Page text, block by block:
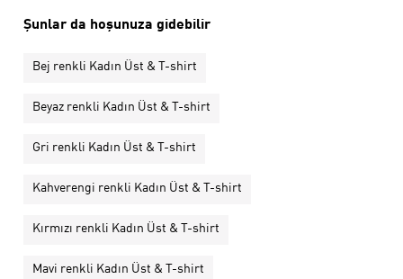
Şunlar da hoşunuza gidebilir
Bej renkli Kadın Üst & T-shirt
Beyaz renkli Kadın Üst & T-shirt
Gri renkli Kadın Üst & T-shirt
Kahverengi renkli Kadın Üst & T-shirt
Kırmızı renkli Kadın Üst & T-shirt
Mavi renkli Kadın Üst & T-shirt